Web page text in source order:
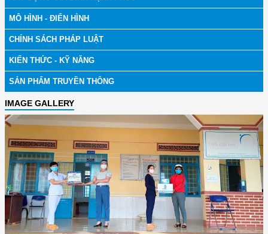
MÔ HÌNH - ĐIỂN HÌNH
CHÍNH SÁCH PHÁP LUẬT
KIẾN THỨC - KỸ NĂNG
SẢN PHẨM TRUYỀN THÔNG
IMAGE GALLERY